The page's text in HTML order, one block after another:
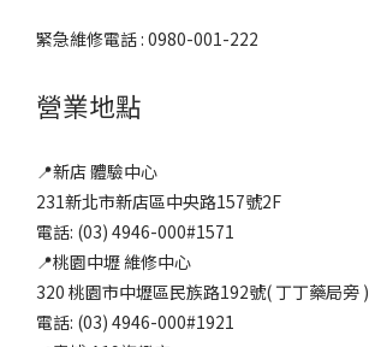
緊急維修電話 : 0980-001-222
營業地點
📍新店 體驗中心
231新北市新店區中央路157號2F
電話: (03) 4946-000#1571
📍桃園中壢 維修中心
320 桃園市中壢區民族路192號( 丁丁藥局旁 )
電話: (03) 4946-000#1921